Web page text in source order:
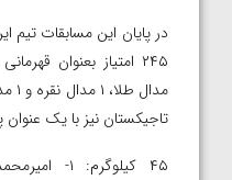
تاجیکستان نیز با یک